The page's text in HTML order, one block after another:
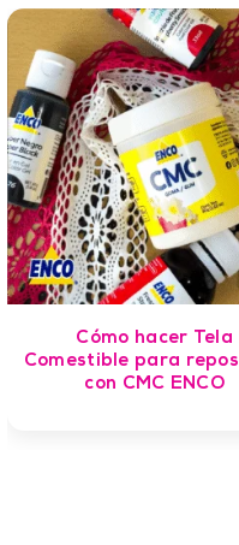
Cómo hacer Tela
Comestible para
con CMC ENCO